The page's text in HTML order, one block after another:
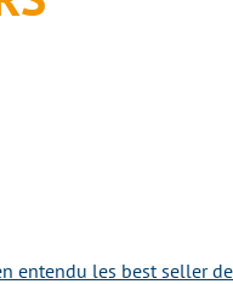
entendu les best seller